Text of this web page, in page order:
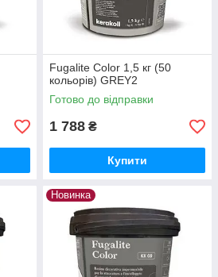
Fugalite Color 1,5 кг (50
кольорів) GREY2
Готово до відправки
1 788 ₴
Купити
Новинка